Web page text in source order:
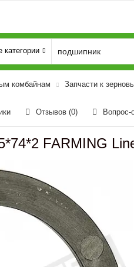
категории
комбайнам Запчасти к
Отзывов (0) Вопрос-
FARMING